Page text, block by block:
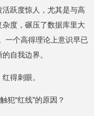
跃度惊人，尤其是与高
度，碾压了数据库里大
一个高得理论上意识早已
自我边界。
得刺眼。
犯“红线”的原因？